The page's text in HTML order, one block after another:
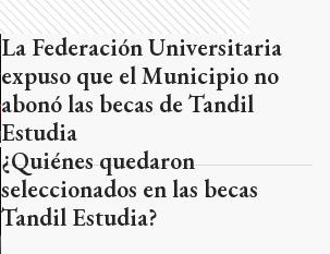
La Federación Universitaria
expuso que el Municipio no
abonó las becas de Tandil
Estudia
¿Quiénes quedaron
seleccionados en las becas
Tandil Estudia?